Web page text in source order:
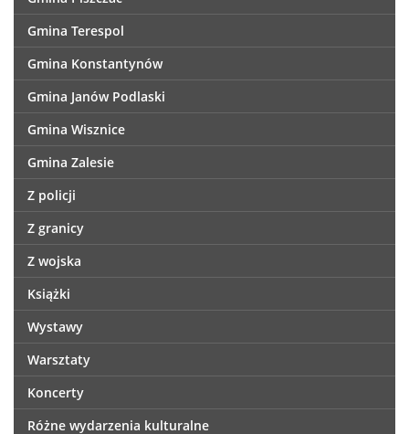
Gmina Terespol
Gmina Konstantynów
Gmina Janów Podlaski
Gmina Wisznice
Gmina Zalesie
Z policji
Z granicy
Z wojska
Książki
Wystawy
Warsztaty
Koncerty
Różne wydarzenia kulturalne